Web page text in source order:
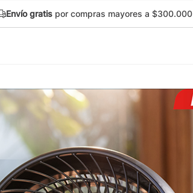
Envío gratispor compras mayores a $300.000